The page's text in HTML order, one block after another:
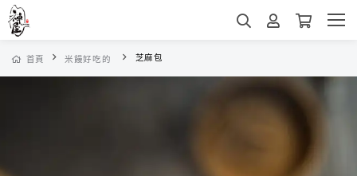
首頁 米饅好吃的 芝麻包